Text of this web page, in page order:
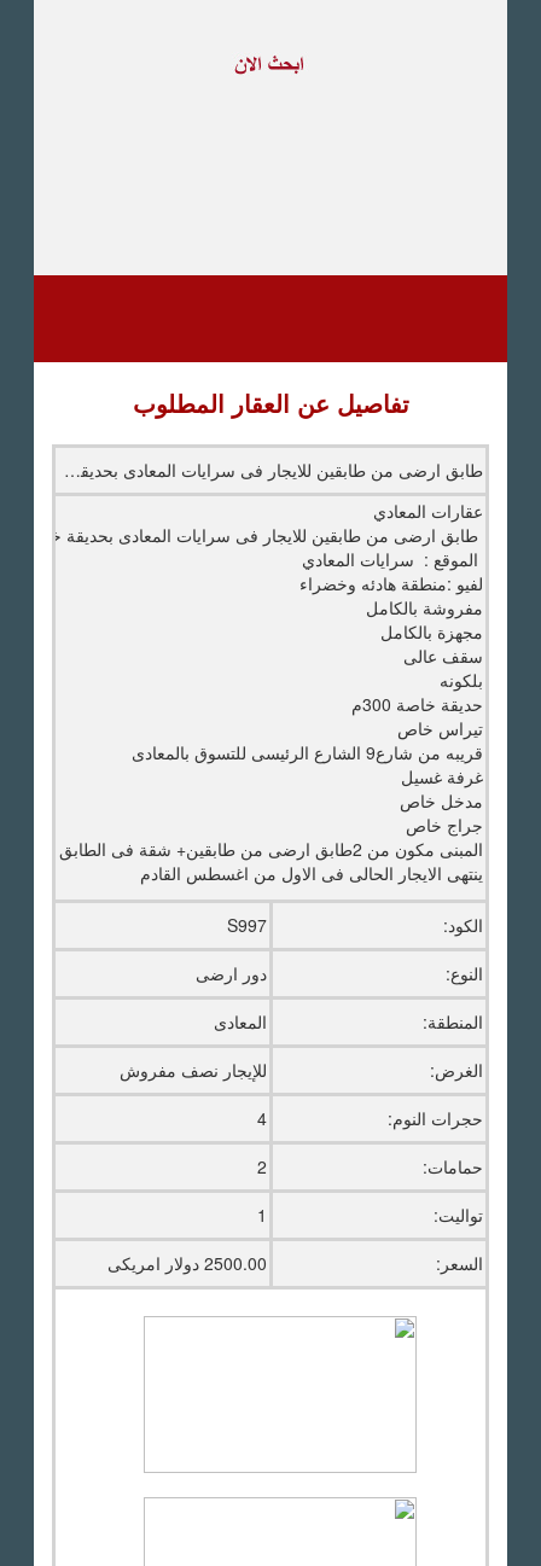
تفاصيل عن العقار المطلوب
طابق ارضى من طابقين للايجار فى سرايات المعادى بحديقة خاصة
عقارات المعادي
طابق ارضى من طابقين للايجار فى سرايات المعادى بحديقة خاصة
الموقع : سرايات المعادي
لفيو :منطقة هادئه وخضراء
مفروشة بالكامل
مجهزة بالكامل
سقف عالى
بلكونه
حديقة خاصة 300م
تيراس خاص
قريبه من شارع9 الشارع الرئيسى للتسوق بالمعادى
غرفة غسيل
مدخل خاص
جراج خاص
المبنى مكون من 2طابق ارضى من طابقين+ شقة فى الطابق الثانى فوق الارضى
ينتهى الايجار الحالى فى الاول من اغسطس القادم
الكود:
S997
النوع:
دور ارضى
المنطقة:
المعادى
الغرض:
للإيجار نصف مفروش
حجرات النوم:
4
حمامات:
2
تواليت:
1
السعر:
2500.00 دولار امريكى